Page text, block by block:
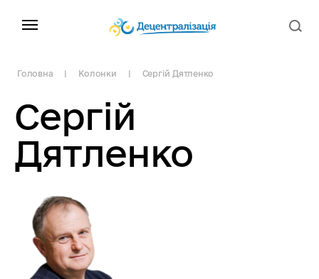
Головна Колонки Сергій Дятленко
Сергій
Дятленко